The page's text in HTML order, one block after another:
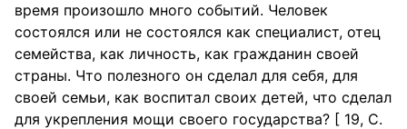
время произошло много событий. Человек
состоялся или не состоялся как специалист, отец
семейства, как личность, как гражданин своей
страны. Что полезного он сделал для себя, для
своей семьи, как воспитал своих детей, что сделал
для укрепления мощи своего государства? [ 19, С.